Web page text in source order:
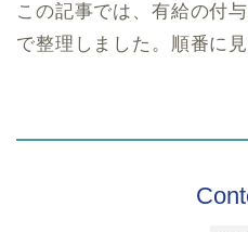
この記事では、有給の付
で整理しました。順番に見